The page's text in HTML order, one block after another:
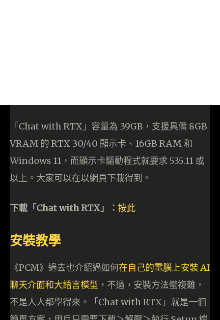
「Chat with RTX」容量為 39GB，支援具備 8GB
VRAM 的 RTX 30/40 顯示卡、16GB RAM 和
Windows 11，而顯示卡驅動程式就要求 535.11 或
以上。大家可以在以網頁下載得到。
下載「Chat with RTX」： 按此
安裝教學
《PCM》過去也介紹過如何在自己的電腦上安裝 AI
聊天介面和大語言模型 ，不過，安裝方法蠻複雜，
不是人人都學得來。「Chat with RTX」就是一個